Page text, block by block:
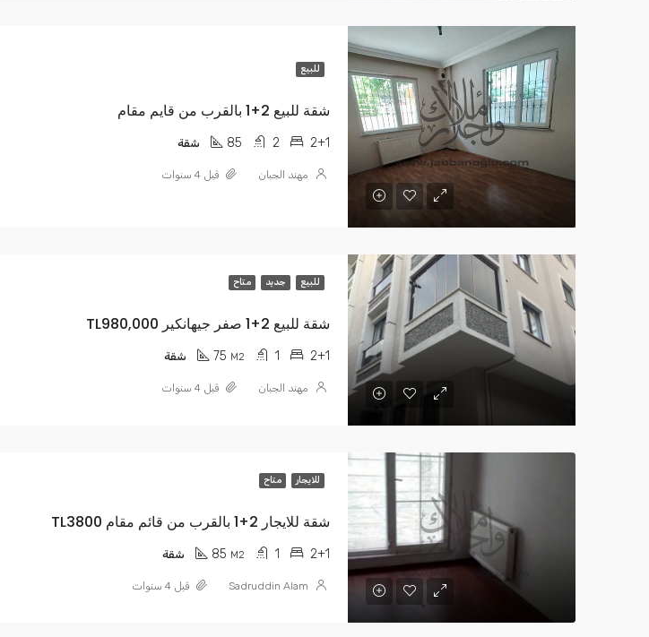
للبيع
شقة للبيع 2+1 بالقرب من قايم مقام
2+1
2
85 شقة
مهند الجبان قبل 4 سنوات
للبيع جديد متاح
شقة للبيع 2+1 صفر جيهانكير TL980,000
2+1
1
75 M2 شقة
مهند الجبان قبل 4 سنوات
للايجار متاح
شقة للايجار 2+1 بالقرب من قائم مقام TL3800
2+1
1
85 M2 شقة
Sadruddin Alam قبل 4 سنوات